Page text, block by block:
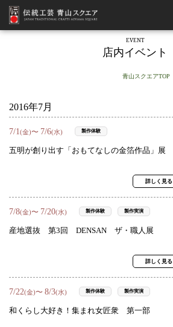
EVENT
店内イベント
青山スクエアTOP
2016年7月
7/1(金)〜 7/6(水) 製作体験
五明が創り出す「おもてなしの金箔作品」展
詳しく見る
7/8(金)〜 7/20(水) 製作体験 製作実演
産地選抜 第3回 DENSAN ザ・職人展
詳しく見る
7/22(金)〜 8/3(水) 製作体験 製作実演
和くらし大好き！集まれ女匠衆 第一部